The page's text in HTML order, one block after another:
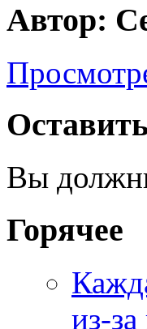
Автор:
Вы
Горячее
из-